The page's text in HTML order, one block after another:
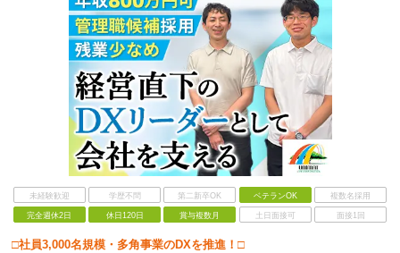
未経験歓迎 学歴不問 第二新卒OK ベテランOK 複数名採用
完全週休2日 休日120日 賞与複数月 土日面接可 面接1回
□社員3,000名規模・多角事業のDXを推進！□